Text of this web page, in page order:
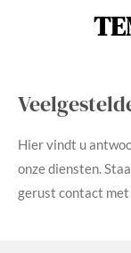
hoofdinhoud
Hier vindt u
onze diensten.
gerust contact met